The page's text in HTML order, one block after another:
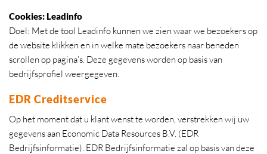
Cookies: Leadinfo
Doel: Met de tool Leadinfo kunnen we zien waar we bezoekers op
de website klikken en in welke mate bezoekers naar beneden
scrollen op pagina’s. Deze gegevens worden op basis van
bedrijfsprofiel weergegeven.
EDR Creditservice
Op het moment dat u klant wenst te worden, verstrekken wij uw
gegevens aan Economic Data Resources B.V. (EDR
Bedrijfsinformatie). EDR Bedrijfsinformatie zal op basis van deze